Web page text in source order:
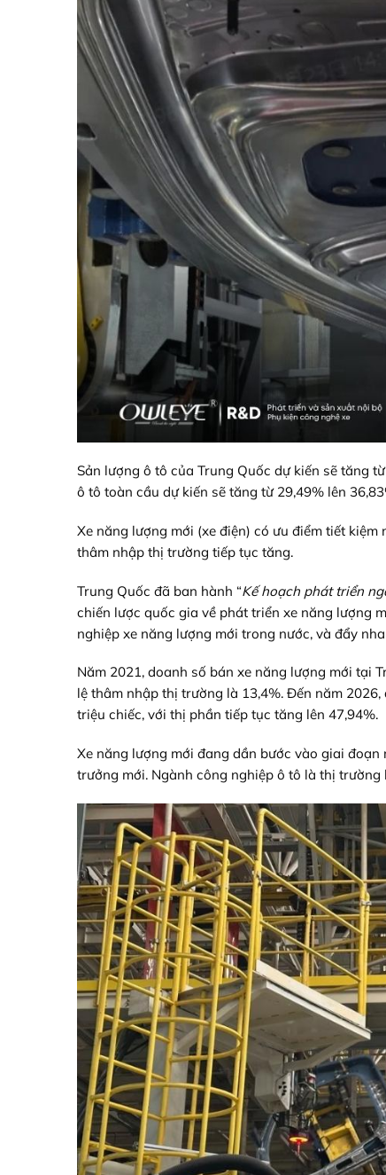
Sản lượng ô tô của Trung Quốc dự kiến ​​sẽ tăng
ô tô toàn cầu dự kiến ​​sẽ tăng từ 29,49% lên
Xe năng lượng mới (xe điện) có ưu điểm tiết
thâm nhập thị trường tiếp tục tăng.
Trung Quốc đã ban hành “Kế hoạch phát triển
chiến lược quốc gia về phát triển xe năng lượng
nghiệp xe năng lượng mới trong nước, và đẩy
Năm 2021, doanh số bán xe năng lượng mới tại
lệ thâm nhập thị trường là 13,4%. Đến năm
triệu chiếc, với thị phần tiếp tục tăng lên 47,94%.
Xe năng lượng mới đang dần bước vào giai
trưởng mới. Ngành công nghiệp ô tô là thị